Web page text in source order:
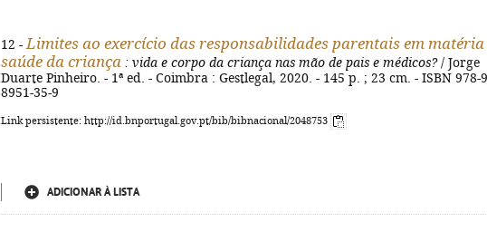
12 - Limites ao exercício das responsabilidades parentais em matéria
saúde da criança : vida e corpo da criança nas mão de pais e médicos?/ Jorge
Duarte Pinheiro. - 1ª ed. - Coimbra : Gestlegal, 2020. - 145 p. ; 23 cm. - ISBN 978-
8951-35-9
Link persistente: http://id.bnportugal.gov.pt/bib/bibnacional/2048753
ADICIONAR À LISTA